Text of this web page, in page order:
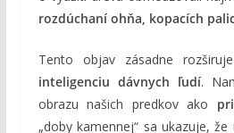
rozdúchaní ohňa, kopacích
Tento objav zásadne
inteligenciu dávnych ľudí.
obrazu našich predkov ako
„doby kamennej“ sa ukazuje,